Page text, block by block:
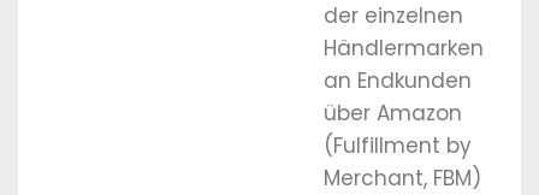
der einzelnen
Händlermarken
an Endkunden
über Amazon
(Fulfillment by
Merchant, FBM)